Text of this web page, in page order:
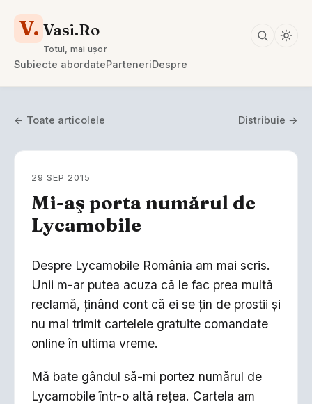
V. Vasi.Ro
Totul, mai ușor
Subiecte abordateParteneriDespre
← Toate articolele Distribuie →
29 SEP 2015
Mi-aş porta numărul de
Lycamobile
Despre Lycamobile România am mai scris.
Unii m-ar putea acuza că le fac prea multă
reclamă, ţinând cont că ei se ţin de prostii şi
nu mai trimit cartelele gratuite comandate
online în ultima vreme.
Mă bate gândul să-mi portez numărul de
Lycamobile într-o altă reţea. Cartela am